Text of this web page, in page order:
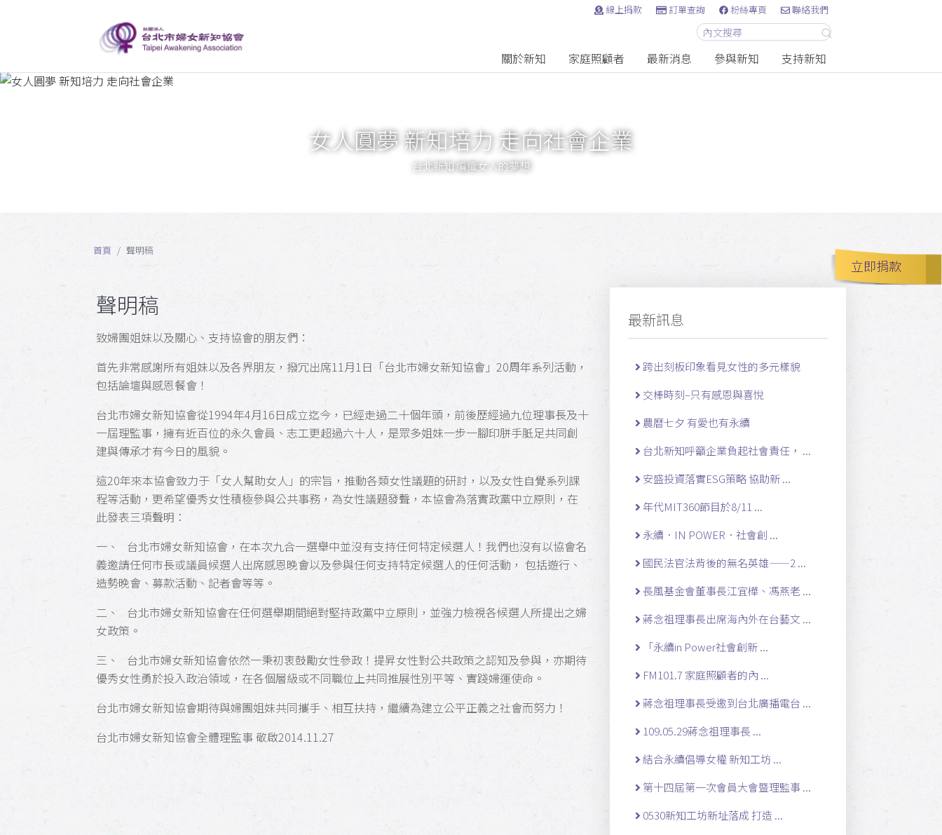
線上捐款 訂單查詢 粉絲專頁 聯絡我們
關於新知 家庭照顧者 最新消息 參與新知 支持新知
立即捐款
女人圓夢 新知培力 走向社會企業
台北新知 編織女人的夢想
首頁 聲明稿
聲明稿
致婦團姐妹以及關心、支持協會的朋友們：
首先非常感謝所有姐妹以及各界朋友，撥冗出席11月1日「台北市婦女新知協會」20周年系列活動，
包括論壇與感恩餐會！
台北市婦女新知協會從1994年4月16日成立迄今，已經走過二十個年頭，前後歷經過九位理事長及十
一屆理監事，擁有近百位的永久會員、志工更超過六十人，是眾多姐妹一步一腳印胼手胝足共同創
建與傳承才有今日的風貌。
這20年來本協會致力于「女人幫助女人」的宗旨，推動各類女性議題的研討，以及女性自覺系列課
程等活動，更希望優秀女性積極參與公共事務，為女性議題發聲，本協會為落實政黨中立原則，在
此發表三項聲明：
一、 台北市婦女新知協會，在本次九合一選舉中並沒有支持任何特定候選人！我們也沒有以協會名
義邀請任何市長或議員候選人出席感恩晚會以及參與任何支持特定候選人的任何活動， 包括遊行、
造勢晚會、募款活動、記者會等等。
二、 台北市婦女新知協會在任何選舉期間絕對堅持政黨中立原則，並強力檢視各候選人所提出之婦
女政策。
三、 台北市婦女新知協會依然一秉初衷鼓勵女性參政！提昇女性對公共政策之認知及參與，亦期待
優秀女性勇於投入政治領域，在各個層級或不同職位上共同推展性別平等、實踐婦運使命。
台北市婦女新知協會期待與婦團姐妹共同攜手、相互扶持，繼續為建立公平正義之社會而努力！
台北市婦女新知協會全體理監事 敬啟2014.11.27
最新訊息
跨出刻板印象看見女性的多元樣貌
交棒時刻–只有感恩與喜悅
農曆七夕 有愛也有永續
台北新知呼籲企業負起社會責任， ...
安盛投資落實ESG策略 協助新 ...
年代MIT360節目於8/11 ...
永續．IN POWER．社會創 ...
國民法官法背後的無名英雄——2 ...
長風基金會董事長江宜樺、馮燕老 ...
蔣念祖理事長出席海內外在台藝文 ...
「永續in Power社會創新 ...
FM101.7 家庭照顧者的內 ...
蔣念祖理事長受邀到台北廣播電台 ...
109.05.29蔣念祖理事長 ...
結合永續倡導女權 新知工坊 ...
第十四屆第一次會員大會暨理監事 ...
0530新知工坊新址落成 打造 ...